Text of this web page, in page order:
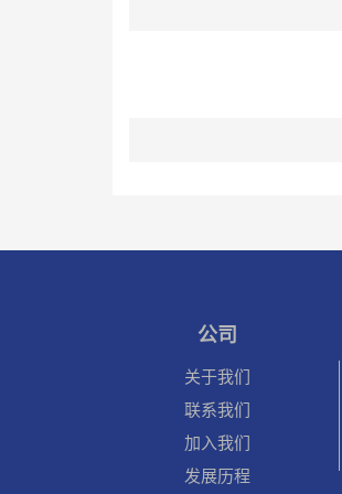
公司
关于我们
联系我们
加入我们
发展历程